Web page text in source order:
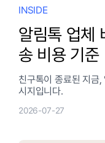
INSIDE
알림톡 업체
송 비용 기준
친구톡이 종료된 지금
시지입니다.
2026-07-27